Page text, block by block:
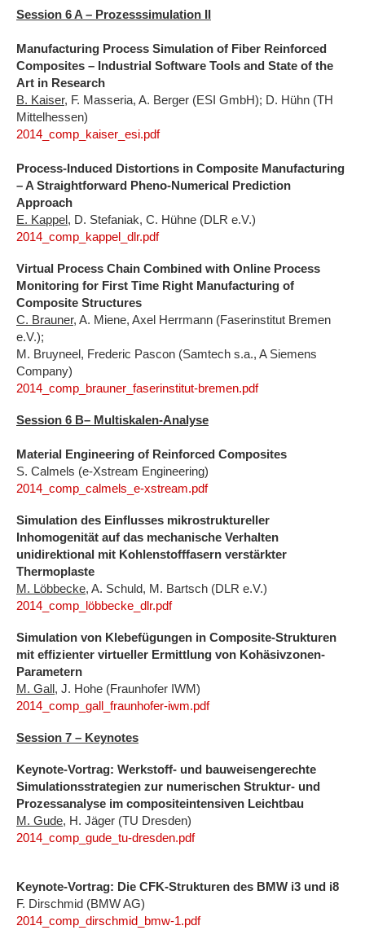
Session 6 A – Prozesssimulation II
Manufacturing Process Simulation of Fiber Reinforced
Composites – Industrial Software Tools and State of the
Art in Research
B. Kaiser, F. Masseria, A. Berger (ESI GmbH); D. Hühn (TH
Mittelhessen)
2014_comp_kaiser_esi.pdf
Process-Induced Distortions in Composite Manufacturing
– A Straightforward Pheno-Numerical Prediction
Approach
E. Kappel, D. Stefaniak, C. Hühne (DLR e.V.)
2014_comp_kappel_dlr.pdf
Virtual Process Chain Combined with Online Process
Monitoring for First Time Right Manufacturing of
Composite Structures
C. Brauner, A. Miene, Axel Herrmann (Faserinstitut Bremen
e.V.);
M. Bruyneel, Frederic Pascon (Samtech s.a., A Siemens
Company)
2014_comp_brauner_faserinstitut-bremen.pdf
Session 6 B– Multiskalen-Analyse
Material Engineering of Reinforced Composites
S. Calmels (e-Xstream Engineering)
2014_comp_calmels_e-xstream.pdf
Simulation des Einflusses mikrostruktureller
Inhomogenität auf das mechanische Verhalten
unidirektional mit Kohlenstofffasern verstärkter
Thermoplaste
M. Löbbecke, A. Schuld, M. Bartsch (DLR e.V.)
2014_comp_löbbecke_dlr.pdf
Simulation von Klebefügungen in Composite-Strukturen
mit effizienter virtueller Ermittlung von Kohäsivzonen-
Parametern
M. Gall, J. Hohe (Fraunhofer IWM)
2014_comp_gall_fraunhofer-iwm.pdf
Session 7 – Keynotes
Keynote-Vortrag: Werkstoff- und bauweisengerechte
Simulationsstrategien zur numerischen Struktur- und
Prozessanalyse im compositeintensiven Leichtbau
M. Gude, H. Jäger (TU Dresden)
2014_comp_gude_tu-dresden.pdf
Keynote-Vortrag: Die CFK-Strukturen des BMW i3 und i8
F. Dirschmid (BMW AG)
2014_comp_dirschmid_bmw-1.pdf